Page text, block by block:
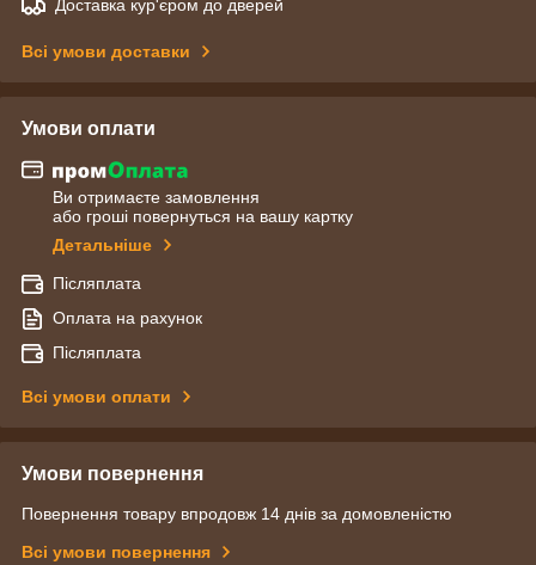
Доставка кур'єром до дверей
Всі умови доставки
Умови оплати
Ви отримаєте замовлення
або гроші повернуться на вашу картку
Детальніше
Післяплата
Оплата на рахунок
Післяплата
Всі умови оплати
Умови повернення
Повернення товару впродовж 14 днів за домовленістю
Всі умови повернення